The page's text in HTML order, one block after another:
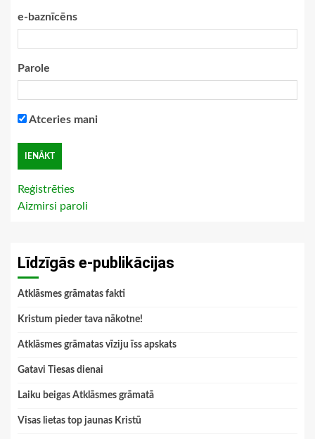
e-baznīcēns
Parole
Atceries mani
Reģistrēties
Aizmirsi paroli
Līdzīgās e-publikācijas
Atklāsmes grāmatas fakti
Kristum pieder tava nākotne!
Atklāsmes grāmatas vīziju īss apskats
Gatavi Tiesas dienai
Laiku beigas Atklāsmes grāmatā
Visas lietas top jaunas Kristū